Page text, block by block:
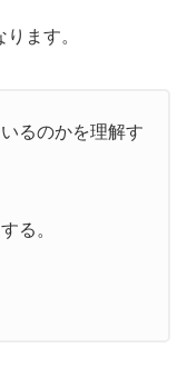
ます。
るのかを理解す
る。